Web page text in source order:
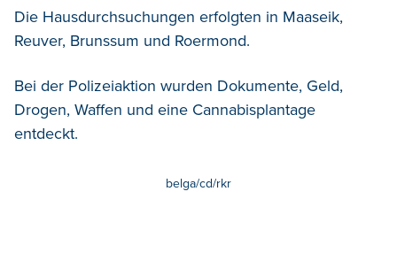
Die Hausdurchsuchungen erfolgten in Maaseik,
Reuver, Brunssum und Roermond.
Bei der Polizeiaktion wurden Dokumente, Geld,
Drogen, Waffen und eine Cannabisplantage
entdeckt.
belga/cd/rkr